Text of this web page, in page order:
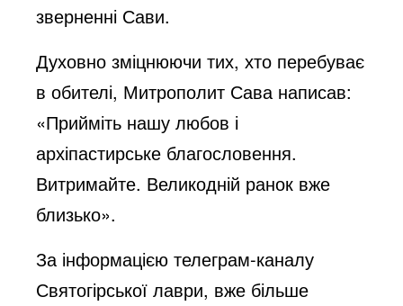
зверненні Сави.
Духовно зміцнюючи тих, хто перебуває
в обителі, Митрополит Сава написав:
«Прийміть нашу любов і
архіпастирське благословення.
Витримайте. Великодній ранок вже
близько».
За інформацією телеграм-каналу
Святогірської лаври, вже більше